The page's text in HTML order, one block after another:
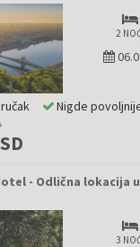
2
Nigde
- Odlična lokacija
3